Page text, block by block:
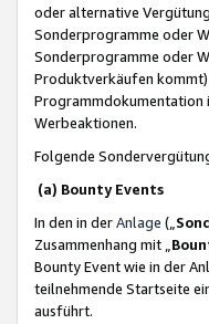
oder alternative Vergütung
Sonderprogramme oder
Sonderprogramme oder
Produktverkäufen kommt)
Programmdokumentation
Werbeaktionen.
Folgende
(a) Bounty Events
In den in derAnlage („
Zusammenhang mit „
Bounty Event wie in der
teilnehmende Startseite
ausführt.